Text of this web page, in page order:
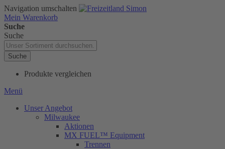
Navigation umschalten
Mein Warenkorb
Suche
Suche
Suche
Produkte vergleichen
Menü
Unser Angebot
Milwaukee
Aktionen
MX FUEL™ Equipment
Trennen